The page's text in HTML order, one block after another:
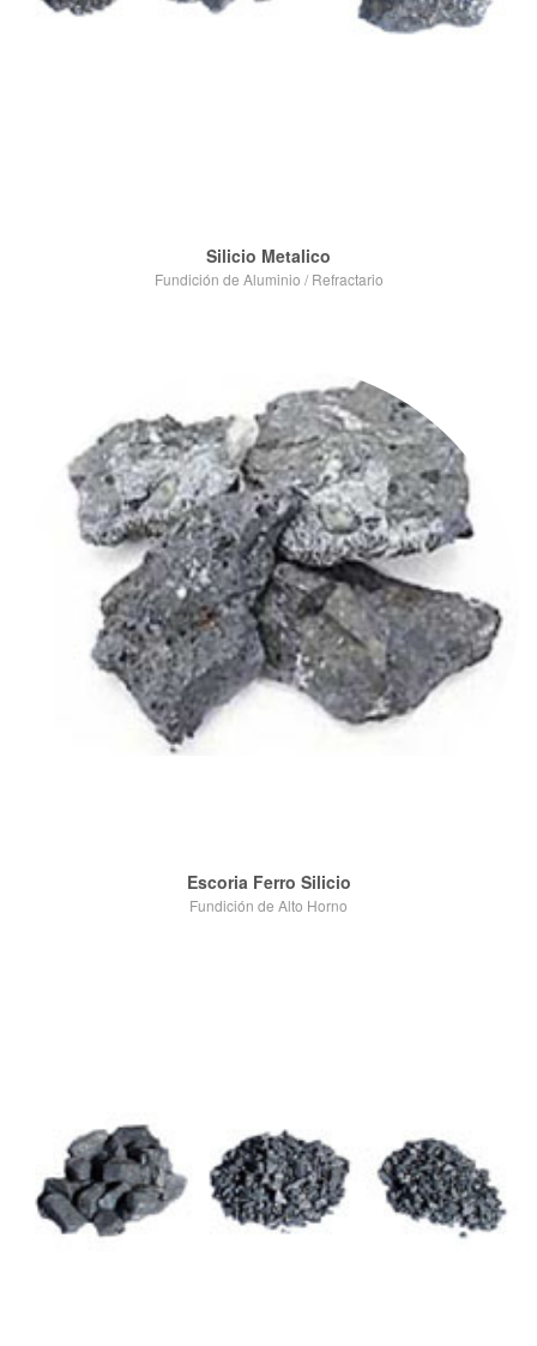
VIEW POST
Silicio Metalico
Fundición de Aluminio /Refractario
Escoria Ferro Silicio
Fundición de Alto Horno